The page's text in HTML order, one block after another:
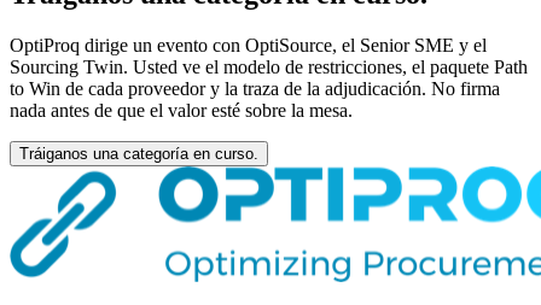
OptiProq dirige un evento con OptiSource, el Senior SME y el
Sourcing Twin. Usted ve el modelo de restricciones, el paquete Path
to Win de cada proveedor y la traza de la adjudicación. No firma
nada antes de que el valor esté sobre la mesa.
Tráiganos una categoría en curso.